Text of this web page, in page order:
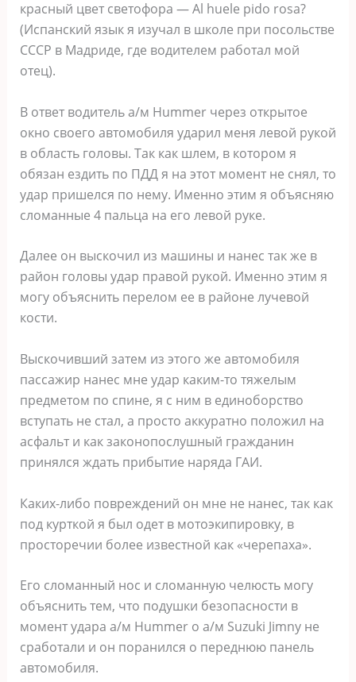
красный цвет светофора — Al huele pido rosa?
(Испанский язык я изучал в школе при посольстве
СССР в Мадриде, где водителем работал мой
отец).
В ответ водитель а/м Hummer через открытое
окно своего автомобиля ударил меня левой рукой
в область головы. Так как шлем, в котором я
обязан ездить по ПДД я на этот момент не снял, то
удар пришелся по нему. Именно этим я объясняю
сломанные 4 пальца на его левой руке.
Далее он выскочил из машины и нанес так же в
район головы удар правой рукой. Именно этим я
могу объяснить перелом ее в районе лучевой
кости.
Выскочивший затем из этого же автомобиля
пассажир нанес мне удар каким-то тяжелым
предметом по спине, я с ним в единоборство
вступать не стал, а просто аккуратно положил на
асфальт и как законопослушный гражданин
принялся ждать прибытие наряда ГАИ.
Каких-либо повреждений он мне не нанес, так как
под курткой я был одет в мотоэкипировку, в
просторечии более известной как «черепаха».
Его сломанный нос и сломанную челюсть могу
объяснить тем, что подушки безопасности в
момент удара а/м Hummer о а/м Suzuki Jimny не
сработали и он поранился о переднюю панель
автомобиля.